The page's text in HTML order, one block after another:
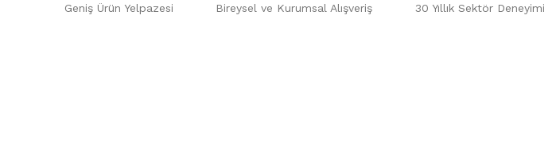
Geniş Ürün Yelpazesi Bireysel ve Kurumsal Alışveriş 30 Yıllık Sektör Deneyimi